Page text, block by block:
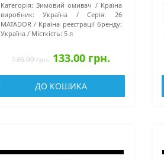
Категорія: Зимовий омивач
Країна
виробник:
Україна Серія:
26
MATADOR
Країна реєстрації бренду:
Україна
Місткість: 5 л
136.99 грн. 133.00 грн.
ДО КОШИКА